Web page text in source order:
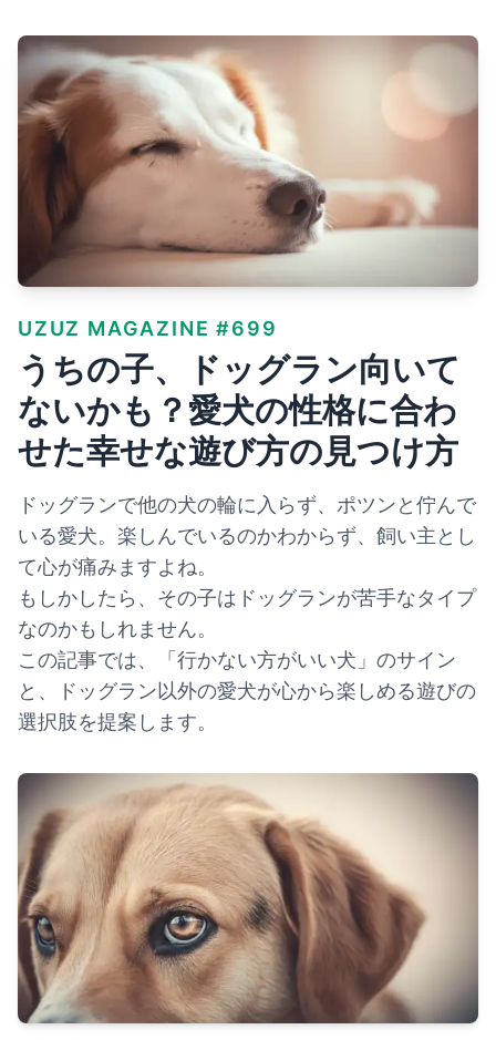
UZUZ MAGAZINE #699
うちの子、ドッグラン向いて
ないかも？愛犬の性格に合わ
せた幸せな遊び方の見つけ方
ドッグランで他の犬の輪に入らず、ポツンと佇んで
いる愛犬。楽しんでいるのかわからず、飼い主とし
て心が痛みますよね。
もしかしたら、その子はドッグランが苦手なタイプ
なのかもしれません。
この記事では、「行かない方がいい犬」のサイン
と、ドッグラン以外の愛犬が心から楽しめる遊びの
選択肢を提案します。